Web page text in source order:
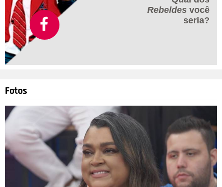
Rebeldes você
seria?
Fotos